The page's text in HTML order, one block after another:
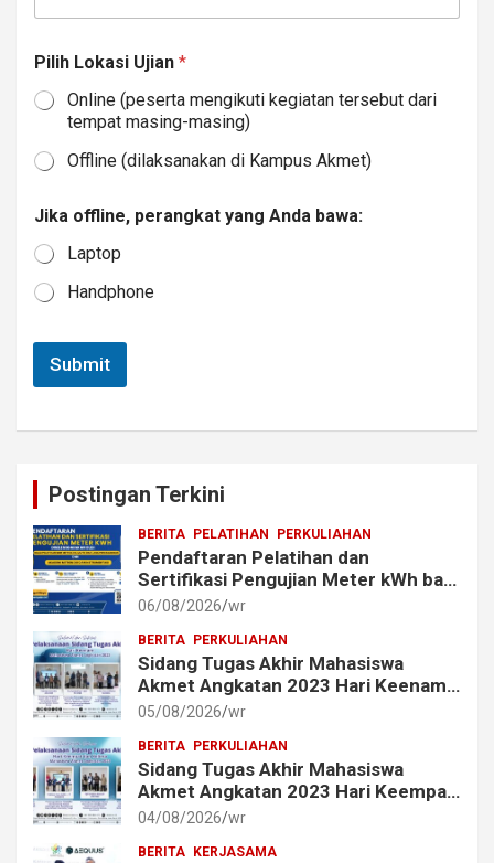
s
N
a
m
a
n
Pilih Lokasi Ujian *
Online (peserta mengikuti kegiatan tersebut dari
tempat masing-masing)
Offline (dilaksanakan di Kampus Akmet)
Jika offline, perangkat yang Anda bawa:
Laptop
Handphone
Submit
Postingan Terkini
BERITA PELATIHAN PERKULIAHAN
Pendaftaran Pelatihan dan
Sertifikasi Pengujian Meter kWh bagi
Mahasiswa dan Alumni Akmet
06/08/2026 wr
BERITA PERKULIAHAN
Sidang Tugas Akhir Mahasiswa
Akmet Angkatan 2023 Hari Keenam
Berlangsung Lancar
05/08/2026 wr
BERITA PERKULIAHAN
Sidang Tugas Akhir Mahasiswa
Akmet Angkatan 2023 Hari Keempat
dan Kelima Berlangsung Lancar
04/08/2026 wr
BERITA KERJASAMA